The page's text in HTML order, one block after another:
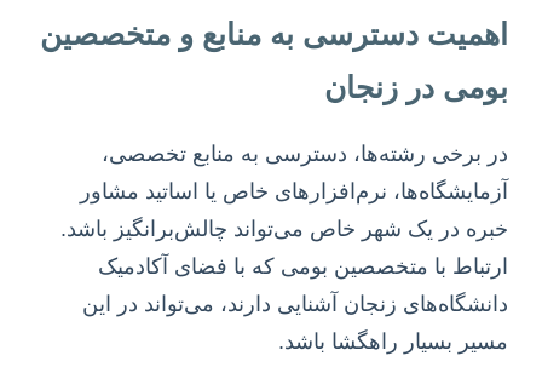
اهمیت دسترسی به منابع و متخصصین
بومی در زنجان
در برخی رشته‌ها، دسترسی به منابع تخصصی،
آزمایشگاه‌ها، نرم‌افزارهای خاص یا اساتید مشاور
خبره در یک شهر خاص می‌تواند چالش‌برانگیز باشد.
ارتباط با متخصصین بومی که با فضای آکادمیک
دانشگاه‌های زنجان آشنایی دارند، می‌تواند در این
مسیر بسیار راهگشا باشد.